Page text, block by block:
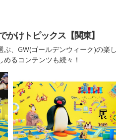
かけトピックス【関東】
ぶ、GW(ゴールデンウィーク)の楽し
るコンテンツも続々！